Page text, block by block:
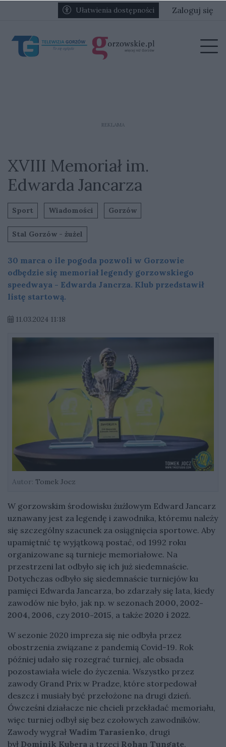
Przejdź do głównych treści
Przejdź do głównego menuUłatwienia dostępności Zaloguj się
REKLAMA
XVIII Memoriał im.
Edwarda Jancarza
Sport Wiadomości Gorzów
Stal Gorzów - żużel
30 marca o ile pogoda pozwoli w Gorzowie
odbędzie się memoriał legendy gorzowskiego
speedwaya - Edwarda Jancrza. Klub przedstawił
listę startową.
11.03.2024 11:18
Autor: Tomek Jocz
W gorzowskim środowisku żużlowym Edward Jancarz
uznawany jest za legendę i zawodnika, któremu należy
się szczególny szacunek za osiągnięcia sportowe. Aby
upamiętnić tę wyjątkową postać, od 1992 roku
organizowane są turnieje memoriałowe. Na
przestrzeni lat odbyło się ich już siedemnaście.
Dotychczas odbyło się siedemnaście turniejów ku
pamięci Edwarda Jancarza, bo zdarzały się lata, kiedy
zawodów nie było, jak np. w sezonach 2000, 2002-
2004, 2006, czy 2010-2015, a także 2020 i 2022.
W sezonie 2020 impreza się nie odbyła przez
obostrzenia związane z pandemią Covid-19. Rok
później udało się rozegrać turniej, ale obsada
pozostawiała wiele do życzenia. Wszystko przez
zawody Grand Prix w Pradze, które storpedował
deszcz i musiały być przełożone na drugi dzień.
Ówcześni działacze nie chcieli przekładać memoriału,
więc turniej odbył się bez czołowych zawodników.
Zawody wygrał Wadim Tarasienko, drugi
był Dominik Kubera a trzeci Rohan Tungate.